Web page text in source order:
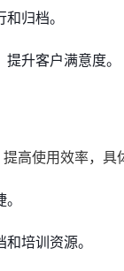
归档。
升客户满意度。
高使用效率，具
培训资源。